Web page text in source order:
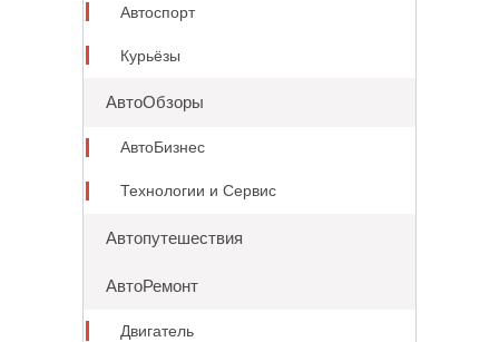
Автоспорт
Курьёзы
АвтоОбзоры
АвтоБизнес
Технологии и Сервис
Автопутешествия
АвтоРемонт
Двигатель